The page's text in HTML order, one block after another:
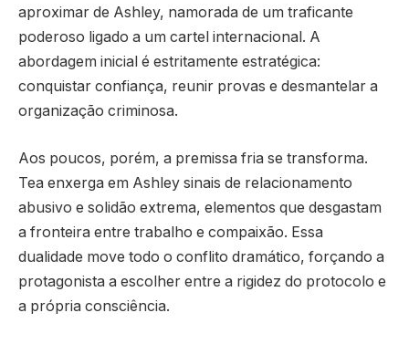
aproximar de Ashley, namorada de um traficante
poderoso ligado a um cartel internacional. A
abordagem inicial é estritamente estratégica:
conquistar confiança, reunir provas e desmantelar a
organização criminosa.
Aos poucos, porém, a premissa fria se transforma.
Tea enxerga em Ashley sinais de relacionamento
abusivo e solidão extrema, elementos que desgastam
a fronteira entre trabalho e compaixão. Essa
dualidade move todo o conflito dramático, forçando a
protagonista a escolher entre a rigidez do protocolo e
a própria consciência.